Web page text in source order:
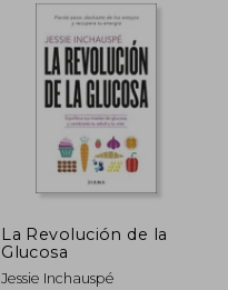
40%
dcto.
La Revolución de la
Glucosa
Jessie Inchauspé